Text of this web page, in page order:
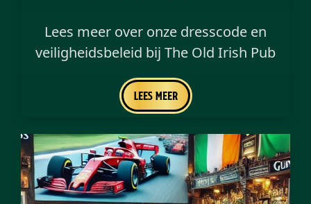
Lees meer over onze dresscode en
veiligheidsbeleid bij The Old Irish Pub
Lees meer